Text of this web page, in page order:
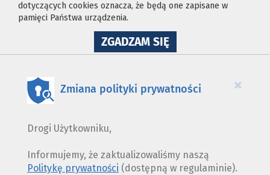
dotyczących cookies oznacza, że będą one zapisane w
pamięci Państwa urządzenia.
ZGADZAM SIĘNA
WYKORZYSTANIE
×
Zmiana polityki prywatności
Drogi Użytkowniku,
Informujemy, że zaktualizowaliśmy naszą
Politykę prywatności (dostępną w regulaminie).